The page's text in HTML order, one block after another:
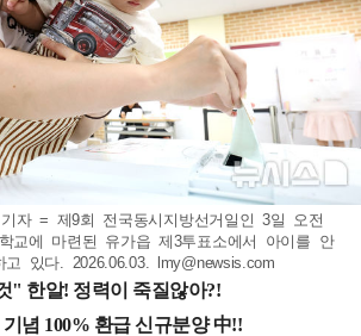
자 = 제9회 전국동시지방선거일인 3일 오전
교에 마련된 유가읍 제3투표소에서 아이를 안
있다. 2026.06.03.
lmy@newsis.com